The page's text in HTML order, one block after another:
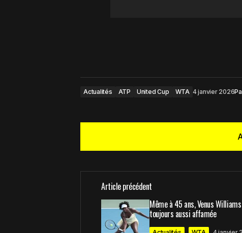
Actualités ATP United Cup WTA 4 janvier 2026
Votre adresse e-mail ne sera pas
Comment*
Article précédent
Même à 45 ans, Venus
toujours aussi affamée